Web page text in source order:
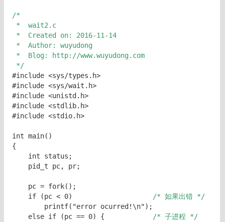
/*
*  wait2.c
*  Created on: 2016-11-14
*  Author: wuyudong
*  Blog: http://www.wuyudong.com
*/
#include <sys/types.h>
#include <sys/wait.h>
#include <unistd.h>
#include <stdlib.h>
#include <stdio.h>
int main()
{
int status;
pid_t pc, pr;
pc = fork();
if (pc < 0)
/* 如果出错 */
printf("error ocurred!\n");
else if (pc == 0) {
/* 子进程 */